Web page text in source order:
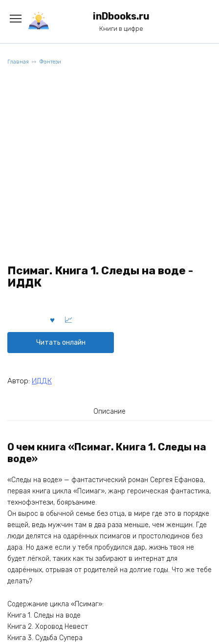
содержанию
inDbooks.ru
Книги в цифре
Главная Фэнтези
Псимаг. Книга 1. Следы на воде -
ИДДК
Читать онлайн
Автор: ИДДК
Описание
О чем книга «Псимаг. Книга 1. Следы на
воде»
«Следы на воде» — фантастический роман Сергея Ефанова,
первая книга цикла «Псимаг», жанр героическая фантастика,
технофэнтези, бояръаниме.
Он вырос в обычной семье без отца, в мире где это в порядке
вещей, ведь мужчин там в два раза меньше, чем женщин. Где
люди делятся на одарённых псимагов и простолюдинов без
дара. Но даже если у тебя пробудился дар, жизнь твоя не
будет лёгкой, таких как ты забирают в интернат для
одарённых, отрывая от родителей на долгие годы. Что же тебе
делать?
Содержание цикла «Псимаг»:
Книга 1. Следы на воде
Книга 2. Хоровод Невест
Книга 3. Судьба Супера